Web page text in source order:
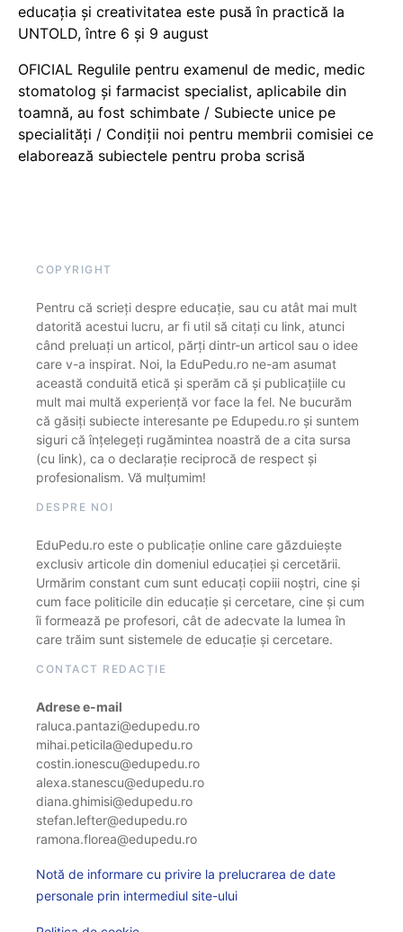
educația și creativitatea este pusă în practică la
UNTOLD, între 6 și 9 august
OFICIAL Regulile pentru examenul de medic, medic
stomatolog și farmacist specialist, aplicabile din
toamnă, au fost schimbate / Subiecte unice pe
specialități / Condiții noi pentru membrii comisiei ce
elaborează subiectele pentru proba scrisă
COPYRIGHT
Pentru că scrieți despre educație, sau cu atât mai mult
datorită acestui lucru, ar fi util să citați cu link, atunci
când preluați un articol, părți dintr-un articol sau o idee
care v-a inspirat. Noi, la EduPedu.ro ne-am asumat
această conduită etică și sperăm că și publicațiile cu
mult mai multă experiență vor face la fel. Ne bucurăm
că găsiți subiecte interesante pe Edupedu.ro și suntem
siguri că înțelegeți rugămintea noastră de a cita sursa
(cu link), ca o declarație reciprocă de respect și
profesionalism. Vă mulțumim!
DESPRE NOI
EduPedu.ro este o publicație online care găzduiește
exclusiv articole din domeniul educației și cercetării.
Urmărim constant cum sunt educați copiii noștri, cine și
cum face politicile din educație și cercetare, cine și cum
îi formează pe profesori, cât de adecvate la lumea în
care trăim sunt sistemele de educație și cercetare.
CONTACT REDACȚIE
Adrese e-mail
raluca.pantazi@edupedu.ro
mihai.peticila@edupedu.ro
costin.ionescu@edupedu.ro
alexa.stanescu@edupedu.ro
diana.ghimisi@edupedu.ro
stefan.lefter@edupedu.ro
ramona.florea@edupedu.ro
Notă de informare cu privire la prelucrarea de date
personale prin intermediul site-ului